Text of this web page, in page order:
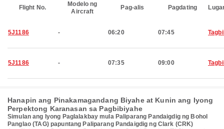
Flight No.
Modelo ng
Aircraft
Pag-alis Pagdating
5J1186 - 06:20 07:45
5J1186 - 07:35 09:00
Hanapin ang Pinakamagandang Biyahe at Kunin ang Iyong
Perpektong Karanasan sa Pagbibiyahe
Simulan ang Iyong Paglalakbay mula Paliparang Pandaigdig ng Bohol
Panglao (TAG) papuntang Paliparang Pandaigdig ng Clark (CRK)